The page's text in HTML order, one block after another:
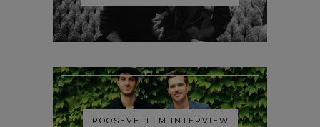
ROOSEVELT IM INTERVIEW